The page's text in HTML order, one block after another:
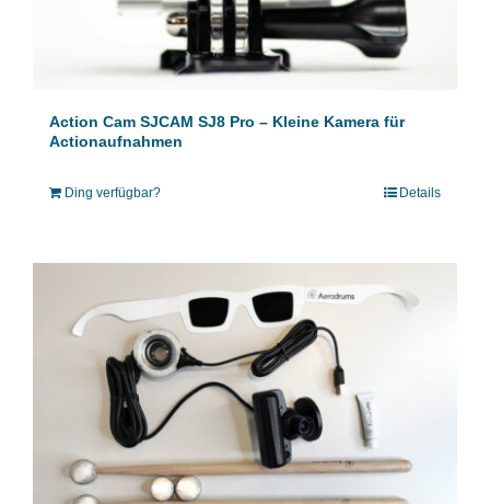
Action Cam SJCAM SJ8 Pro – Kleine Kamera für
Actionaufnahmen
Ding verfügbar? Details